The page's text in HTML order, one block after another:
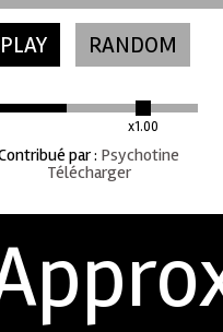
PLAY RANDOM
x1.00
par: Psychotine
Télécharger